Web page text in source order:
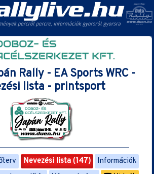
Rally - EA Sports WRC -
lista - printsport
Nevezési lista (147)
Információk